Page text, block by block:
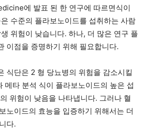
에 발표 된 한 연구에 따르면식이
수준의 플라보노이드를 섭취하는 사람
위험이 낮습니다. 하나, 더 많은 연구 플
이점을 증명하기 위해 필요합니다.
식단은 2 형 당뇨병의 위험을 감소시킬
메타 분석 식이 플라보노이드의 높은 섭
위험이 낮음을 나타냅니다. 그러나 혈
노이드의 효능을 입증하기 위해서는 더
다.